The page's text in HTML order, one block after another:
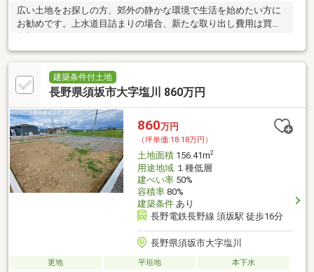
広い土地をお探しの方、郊外の静かな環境で生活を始めたい方に
お勧めです。上水道目詰まりの場合、新たな取り出し費用は買主
建築条件付土地
長野県須坂市大字塩川 860万円
860万円
（坪単価:18.18万円）
土地面積156.41m2
用途地域１種低層
建ぺい率50%
容積率80%
建築条件あり
長野電鉄長野線 須坂駅 徒歩16分
長野県須坂市大字塩川
更地 平坦地
本下水